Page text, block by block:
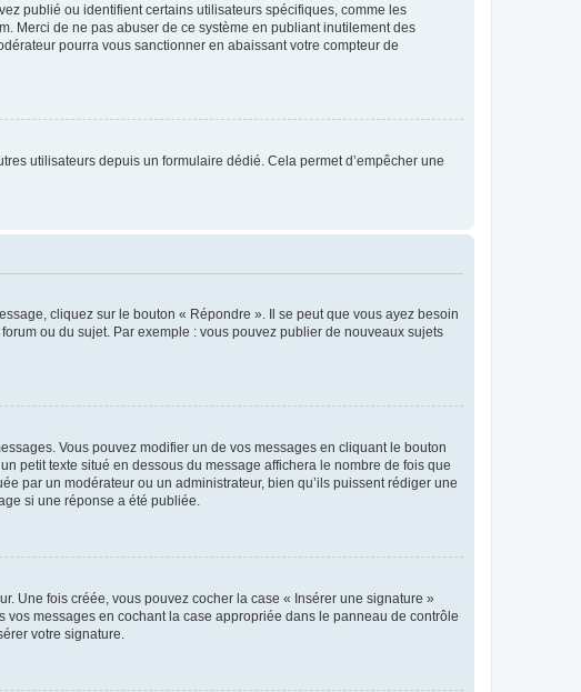
publié ou identifient certains utilisateurs spécifiques, comme les
Merci de ne pas abuser de ce système en publiant inutilement des
pourra vous sanctionner en abaissant votre compteur de
utilisateurs depuis un formulaire dédié. Cela permet d’empêcher une
cliquez sur le bouton « Répondre ». Il se peut que vous ayez besoin
ou du sujet. Par exemple : vous pouvez publier de nouveaux sujets
Vous pouvez modifier un de vos messages en cliquant le bouton
petit texte situé en dessous du message affichera le nombre de fois que
par un modérateur ou un administrateur, bien qu’ils puissent rédiger une
si une réponse a été publiée.
Une fois créée, vous pouvez cocher la case « Insérer une signature »
messages en cochant la case appropriée dans le panneau de contrôle
votre signature.